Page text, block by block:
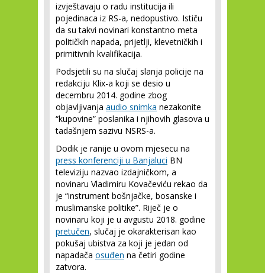
izvještavaju o radu institucija ili
pojedinaca iz RS-a, nedopustivo. Ističu
da su takvi novinari konstantno meta
političkih napada, prijetlji, klevetničkih i
primitivnih kvalifikacija.
Podsjetili su na slučaj slanja policije na
redakciju Klix-a koji se desio u
decembru 2014. godine zbog
objavljivanja audio snimka nezakonite
“kupovine” poslanika i njihovih glasova u
tadašnjem sazivu NSRS-a.
Dodik je ranije u ovom mjesecu na
press konferenciji u Banjaluci BN
televiziju nazvao izdajničkom, a
novinaru Vladimiru Kovačeviću rekao da
je “instrument bošnjačke, bosanske i
muslimanske politike”. Riječ je o
novinaru koji je u avgustu 2018. godine
pretučen, slučaj je okarakterisan kao
pokušaj ubistva za koji je jedan od
napadača osuđen na četiri godine
zatvora.